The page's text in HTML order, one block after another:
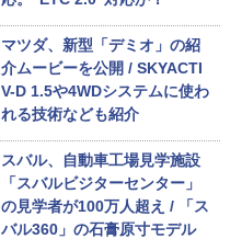
マツダ、新型「デミオ」の紹
介ムービーを公開 / SKYACTI
V-D 1.5や4WDシステムに使わ
れる技術なども紹介
スバル、自動車工場見学施設
「スバルビジターセンター」
の見学者が100万人超え / 「ス
バル360」の石膏原寸モデル